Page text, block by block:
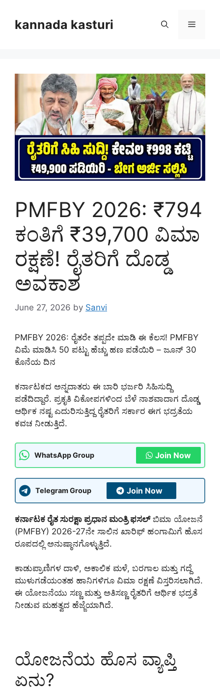
contentkannada kasturi Menu
PMFBY 2026: ₹794
ಕಂತಿಗೆ ₹39,700 ವಿಮಾ
ರಕ್ಷಣೆ! ರೈತರಿಗೆ ದೊಡ್ಡ
ಅವಕಾಶ
June 27, 2026 by Sanvi
PMFBY 2026: ರೈತರೇ ತಪ್ಪದೇ ಮಾಡಿ ಈ ಕೆಲಸ! PMFBY
ವಿಮೆ ಮಾಡಿಸಿ 50 ಪಟ್ಟು ಹೆಚ್ಚು ಹಣ ಪಡೆಯಿರಿ – ಜೂನ್ 30
ಕೊನೆಯ ದಿನ
ಕರ್ನಾಟಕದ ಅನ್ನದಾತರು ಈ ಬಾರಿ ಭರ್ಜರಿ ಸಿಹಿಸುದ್ದಿ
ಪಡೆದಿದ್ದಾರೆ. ಪ್ರಕೃತಿ ವಿಕೋಪಗಳಿಂದ ಬೆಳೆ ನಾಶವಾದಾಗ ದೊಡ್ಡ
ಆರ್ಥಿಕ ನಷ್ಟ ಎದುರಿಸುತ್ತಿದ್ದ ರೈತರಿಗೆ ಸರ್ಕಾರ ಈಗ ಭದ್ರತೆಯ
ಕವಚ ನೀಡುತ್ತಿದೆ.
WhatsApp Group Join Now
Telegram Group Join Now
ಕರ್ನಾಟಕ ರೈತ ಸುರಕ್ಷಾ ಪ್ರಧಾನ ಮಂತ್ರಿ ಫಸಲ್ಬಿಮಾ ಯೋಜನೆ
(PMFBY) 2026-27ನೇ ಸಾಲಿನ ಖಾರಿಫ್ ಹಂಗಾಮಿಗೆ ಹೊಸ
ರೂಪದಲ್ಲಿ ಅನುಷ್ಠಾನಗೊಳ್ಳುತ್ತಿದೆ.
ಕಾಡುಪ್ರಾಣಿಗಳ ದಾಳಿ, ಅಕಾಲಿಕ ಮಳೆ, ಬರಗಾಲ ಮತ್ತು ಗದ್ದೆ
ಮುಳುಗಡೆಯಂತಹ ಹಾನಿಗಳಿಗೂ ವಿಮಾ ರಕ್ಷಣೆ ವಿಸ್ತರಿಸಲಾಗಿದೆ.
ಈ ಯೋಜನೆಯು ಸಣ್ಣ ಮತ್ತು ಅತಿಸಣ್ಣ ರೈತರಿಗೆ ಆರ್ಥಿಕ ಭದ್ರತೆ
ನೀಡುವ ಮಹತ್ವದ ಹೆಜ್ಜೆಯಾಗಿದೆ.
ಯೋಜನೆಯ ಹೊಸ ವ್ಯಾಪ್ತಿ
ಏನು?